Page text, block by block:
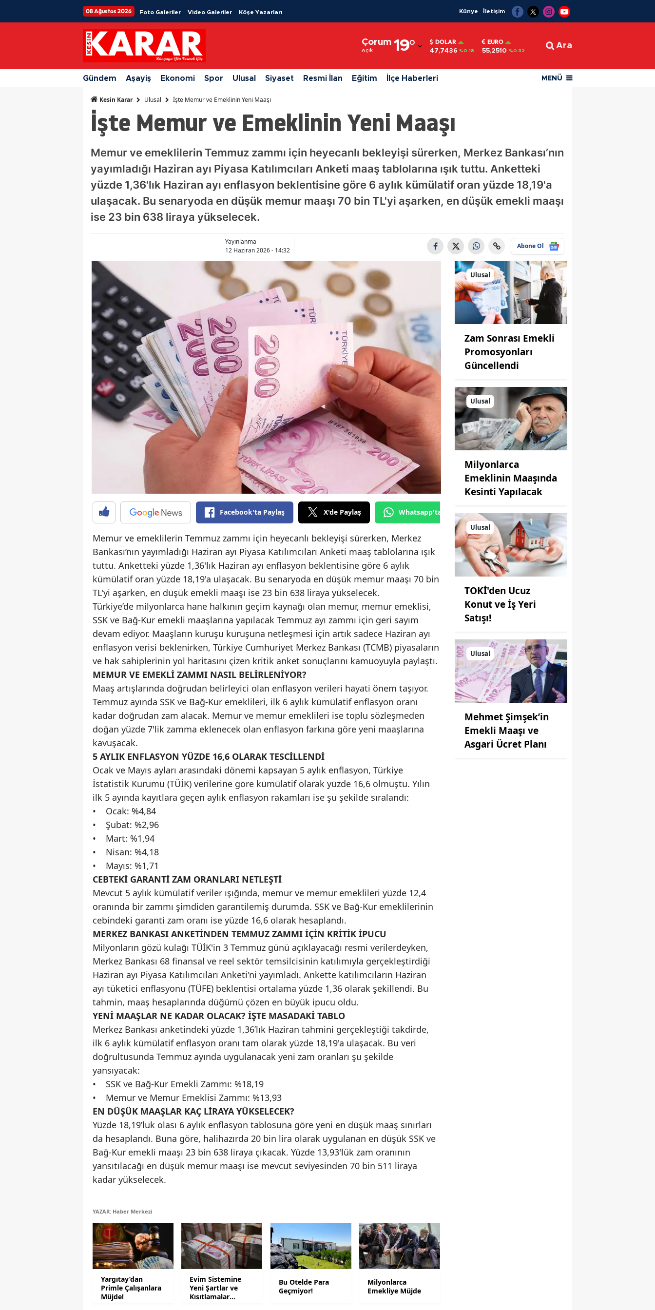
08 Ağustos 2026 Foto Galeriler Video Galeriler Köşe Yazarları Künye İletişim
Çorum
Açık 19°
Adıyaman
Afyonkarahisar
Ağrı
Ankara
Antalya
Artvin
Aydın
Balıkesir
Bitlis
Bolu
Burdur
Bursa
Çanakkale
Çankırı
Çorum
Denizli
Diyarbakır
Edirne
Elazığ
Erzincan
Erzurum
Gaziantep
Giresun
Gümüşhane
Hakkari
Hatay
Isparta
Mersin
İstanbul
İzmir
Kars
Kayseri
Kırklareli
Malatya
Manisa
Mardin
Muğla
Muş
Niğde
Ordu
Siirt
Sivas
Trabzon
Tunceli
Şanlıurfa
Uşak
DOLAR
47,7436 %0.18
EURO
55,2510 %0.32
Ara
Gündem Aşayiş Ekonomi Spor Ulusal Siyaset Resmi İlan Eğitim İlçe Haberleri MENÜ
Kesin Karar Ulusal İşte Memur ve Emeklinin Yeni Maaşı
İşte Memur ve Emeklinin Yeni Maaşı
Memur ve emeklilerin Temmuz zammı için heyecanlı bekleyişi sürerken, Merkez Bankası’nın
yayımladığı Haziran ayı Piyasa Katılımcıları Anketi maaş tablolarına ışık tuttu. Anketteki
yüzde 1,36'lık Haziran ayı enflasyon beklentisine göre 6 aylık kümülatif oran yüzde 18,19'a
ulaşacak. Bu senaryoda en düşük memur maaşı 70 bin TL'yi aşarken, en düşük emekli maaşı
ise 23 bin 638 liraya yükselecek.
Yayınlanma
12 Haziran 2026 - 14:32
Abone Ol
Facebook'ta Paylaş X'de Paylaş Whatsapp'tan Gönder
Memur ve emeklilerin Temmuz zammı için heyecanlı bekleyişi sürerken, Merkez
Bankası’nın yayımladığı Haziran ayı Piyasa Katılımcıları Anketi maaş tablolarına ışık
tuttu. Anketteki yüzde 1,36'lık Haziran ayı enflasyon beklentisine göre 6 aylık
kümülatif oran yüzde 18,19'a ulaşacak. Bu senaryoda en düşük memur maaşı 70 bin
TL'yi aşarken, en düşük emekli maaşı ise 23 bin 638 liraya yükselecek.
Türkiye’de milyonlarca hane halkının geçim kaynağı olan memur, memur emeklisi,
SSK ve Bağ-Kur emekli maaşlarına yapılacak Temmuz ayı zammı için geri sayım
devam ediyor. Maaşların kuruşu kuruşuna netleşmesi için artık sadece Haziran ayı
enflasyon verisi beklenirken, Türkiye Cumhuriyet Merkez Bankası (TCMB) piyasaların
ve hak sahiplerinin yol haritasını çizen kritik anket sonuçlarını kamuoyuyla paylaştı.
MEMUR VE EMEKLİ ZAMMI NASIL BELİRLENİYOR?
Maaş artışlarında doğrudan belirleyici olan enflasyon verileri hayati önem taşıyor.
Temmuz ayında SSK ve Bağ-Kur emeklileri, ilk 6 aylık kümülatif enflasyon oranı
kadar doğrudan zam alacak. Memur ve memur emeklileri ise toplu sözleşmeden
doğan yüzde 7'lik zamma eklenecek olan enflasyon farkına göre yeni maaşlarına
kavuşacak.
5 AYLIK ENFLASYON YÜZDE 16,6 OLARAK TESCİLLENDİ
Ocak ve Mayıs ayları arasındaki dönemi kapsayan 5 aylık enflasyon, Türkiye
İstatistik Kurumu (TÜİK) verilerine göre kümülatif olarak yüzde 16,6 olmuştu. Yılın
ilk 5 ayında kayıtlara geçen aylık enflasyon rakamları ise şu şekilde sıralandı:
• Ocak: %4,84
• Şubat: %2,96
• Mart: %1,94
• Nisan: %4,18
• Mayıs: %1,71
CEBTEKİ GARANTİ ZAM ORANLARI NETLEŞTİ
Mevcut 5 aylık kümülatif veriler ışığında, memur ve memur emeklileri yüzde 12,4
oranında bir zammı şimdiden garantilemiş durumda. SSK ve Bağ-Kur emeklilerinin
cebindeki garanti zam oranı ise yüzde 16,6 olarak hesaplandı.
MERKEZ BANKASI ANKETİNDEN TEMMUZ ZAMMI İÇİN KRİTİK İPUCU
Milyonların gözü kulağı TÜİK'in 3 Temmuz günü açıklayacağı resmi verilerdeyken,
Merkez Bankası 68 finansal ve reel sektör temsilcisinin katılımıyla gerçekleştirdiği
Haziran ayı Piyasa Katılımcıları Anketi'ni yayımladı. Ankette katılımcıların Haziran
ayı tüketici enflasyonu (TÜFE) beklentisi ortalama yüzde 1,36 olarak şekillendi. Bu
tahmin, maaş hesaplarında düğümü çözen en büyük ipucu oldu.
YENİ MAAŞLAR NE KADAR OLACAK? İŞTE MASADAKİ TABLO
Merkez Bankası anketindeki yüzde 1,36’lık Haziran tahmini gerçekleştiği takdirde,
ilk 6 aylık kümülatif enflasyon oranı tam olarak yüzde 18,19'a ulaşacak. Bu veri
doğrultusunda Temmuz ayında uygulanacak yeni zam oranları şu şekilde
yansıyacak:
• SSK ve Bağ-Kur Emekli Zammı: %18,19
• Memur ve Memur Emeklisi Zammı: %13,93
EN DÜŞÜK MAAŞLAR KAÇ LİRAYA YÜKSELECEK?
Yüzde 18,19’luk olası 6 aylık enflasyon tablosuna göre yeni en düşük maaş sınırları
da hesaplandı. Buna göre, halihazırda 20 bin lira olarak uygulanan en düşük SSK ve
Bağ-Kur emekli maaşı 23 bin 638 liraya çıkacak. Yüzde 13,93'lük zam oranının
yansıtılacağı en düşük memur maaşı ise mevcut seviyesinden 70 bin 511 liraya
kadar yükselecek.
YAZAR: Haber Merkezi
Yargıtay’dan
Primle Çalışanlara
Müjde!
Evim Sistemine
Yeni Şartlar ve
Kısıtlamalar
Bu Otelde Para
Geçmiyor!
Milyonlarca
Emekliye Müjde
Ulusal
Zam Sonrası Emekli
Promosyonları
Güncellendi
Ulusal
Milyonlarca
Emeklinin Maaşında
Kesinti Yapılacak
Ulusal
TOKİ'den Ucuz
Konut ve İş Yeri
Satışı!
Ulusal
Mehmet Şimşek’in
Emekli Maaşı ve
Asgari Ücret Planı